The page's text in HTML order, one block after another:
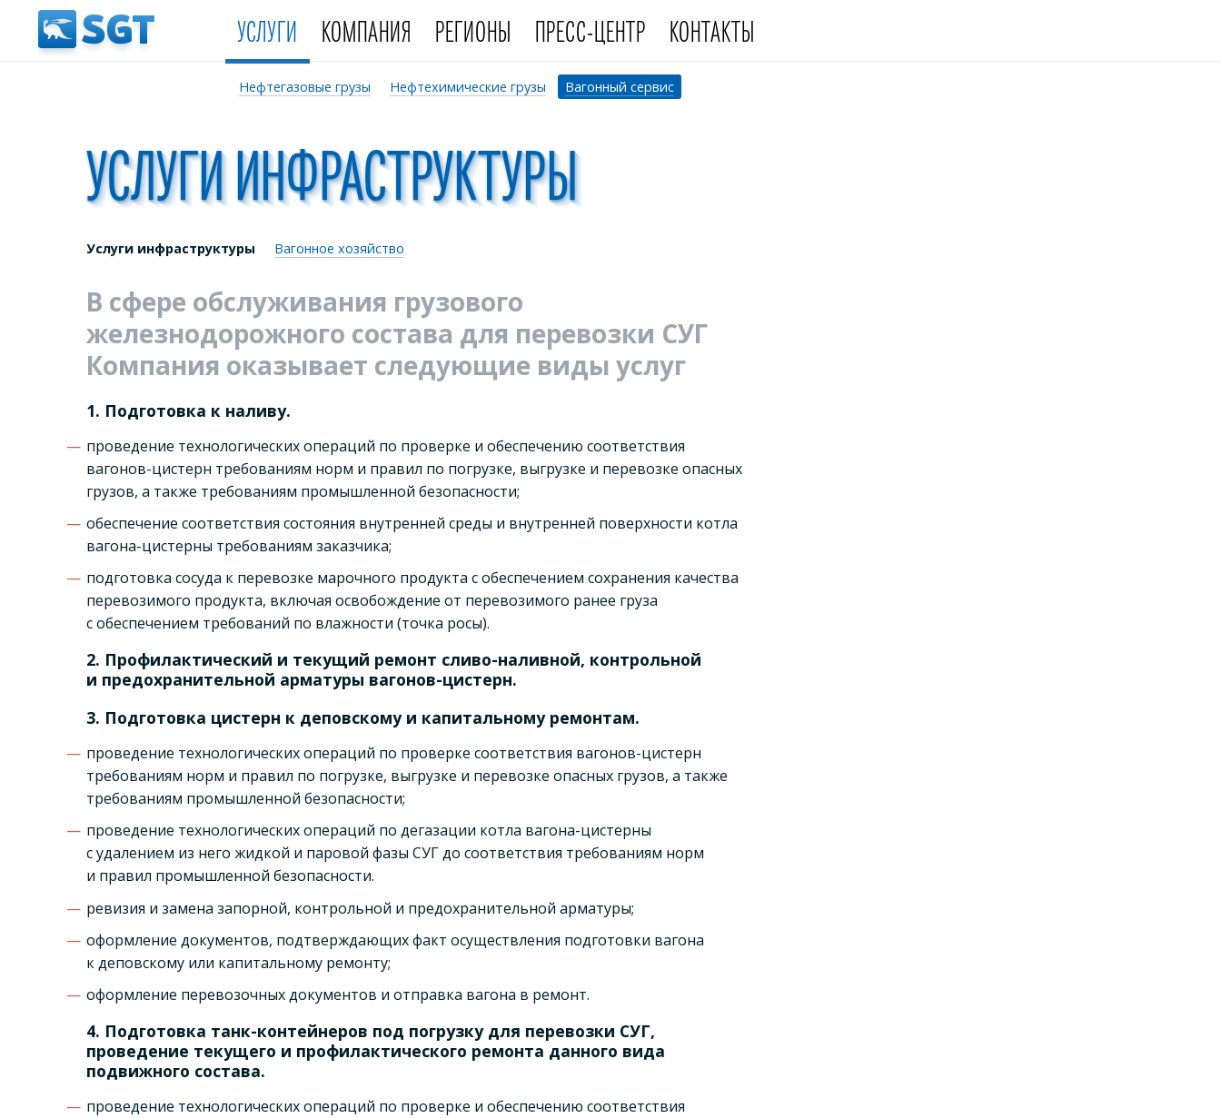
УСЛУГИ КОМПАНИЯ РЕГИОНЫ ПРЕСС-ЦЕНТР КОНТАКТЫ
Нефтегазовые грузы Нефтехимические грузы Вагонный сервис
УСЛУГИ ИНФРАСТРУКТУРЫ
Услуги инфраструктуры Вагонное хозяйство
В сфере обслуживания грузового
железнодорожного состава для перевозки СУГ
Компания оказывает следующие виды услуг
1. Подготовка к наливу.
проведение технологических операций по проверке и обеспечению соответствия
вагонов-цистерн требованиям норм и правил по погрузке, выгрузке и перевозке опасных
грузов, а также требованиям промышленной безопасности;
обеспечение соответствия состояния внутренней среды и внутренней поверхности котла
вагона-цистерны требованиям заказчика;
подготовка сосуда к перевозке марочного продукта с обеспечением сохранения качества
перевозимого продукта, включая освобождение от перевозимого ранее груза
с обеспечением требований по влажности (точка росы).
2. Профилактический и текущий ремонт сливо-наливной, контрольной
и предохранительной арматуры вагонов-цистерн.
3. Подготовка цистерн к деповскому и капитальному ремонтам.
проведение технологических операций по проверке соответствия вагонов-цистерн
требованиям норм и правил по погрузке, выгрузке и перевозке опасных грузов, а также
требованиям промышленной безопасности;
проведение технологических операций по дегазации котла вагона-цистерны
с удалением из него жидкой и паровой фазы СУГ до соответствия требованиям норм
и правил промышленной безопасности.
ревизия и замена запорной, контрольной и предохранительной арматуры;
оформление документов, подтверждающих факт осуществления подготовки вагона
к деповскому или капитальному ремонту;
оформление перевозочных документов и отправка вагона в ремонт.
4. Подготовка танк-контейнеров под погрузку для перевозки СУГ,
проведение текущего и профилактического ремонта данного вида
подвижного состава.
проведение технологических операций по проверке и обеспечению соответствия